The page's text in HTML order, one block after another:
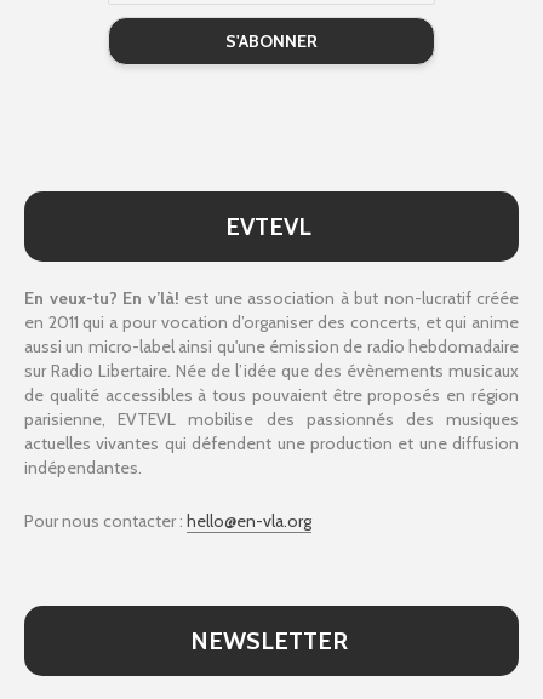
EVTEVL
En veux-tu? En v’là! est une association à but non-lucratif créée
en 2011 qui a pour vocation d’organiser des concerts, et qui anime
aussi un micro-label ainsi qu'une émission de radio hebdomadaire
sur Radio Libertaire. Née de l’idée que des évènements musicaux
de qualité accessibles à tous pouvaient être proposés en région
parisienne, EVTEVL mobilise des passionnés des musiques
actuelles vivantes qui défendent une production et une diffusion
indépendantes.
Pour nous contacter : hello@en-vla.org
NEWSLETTER